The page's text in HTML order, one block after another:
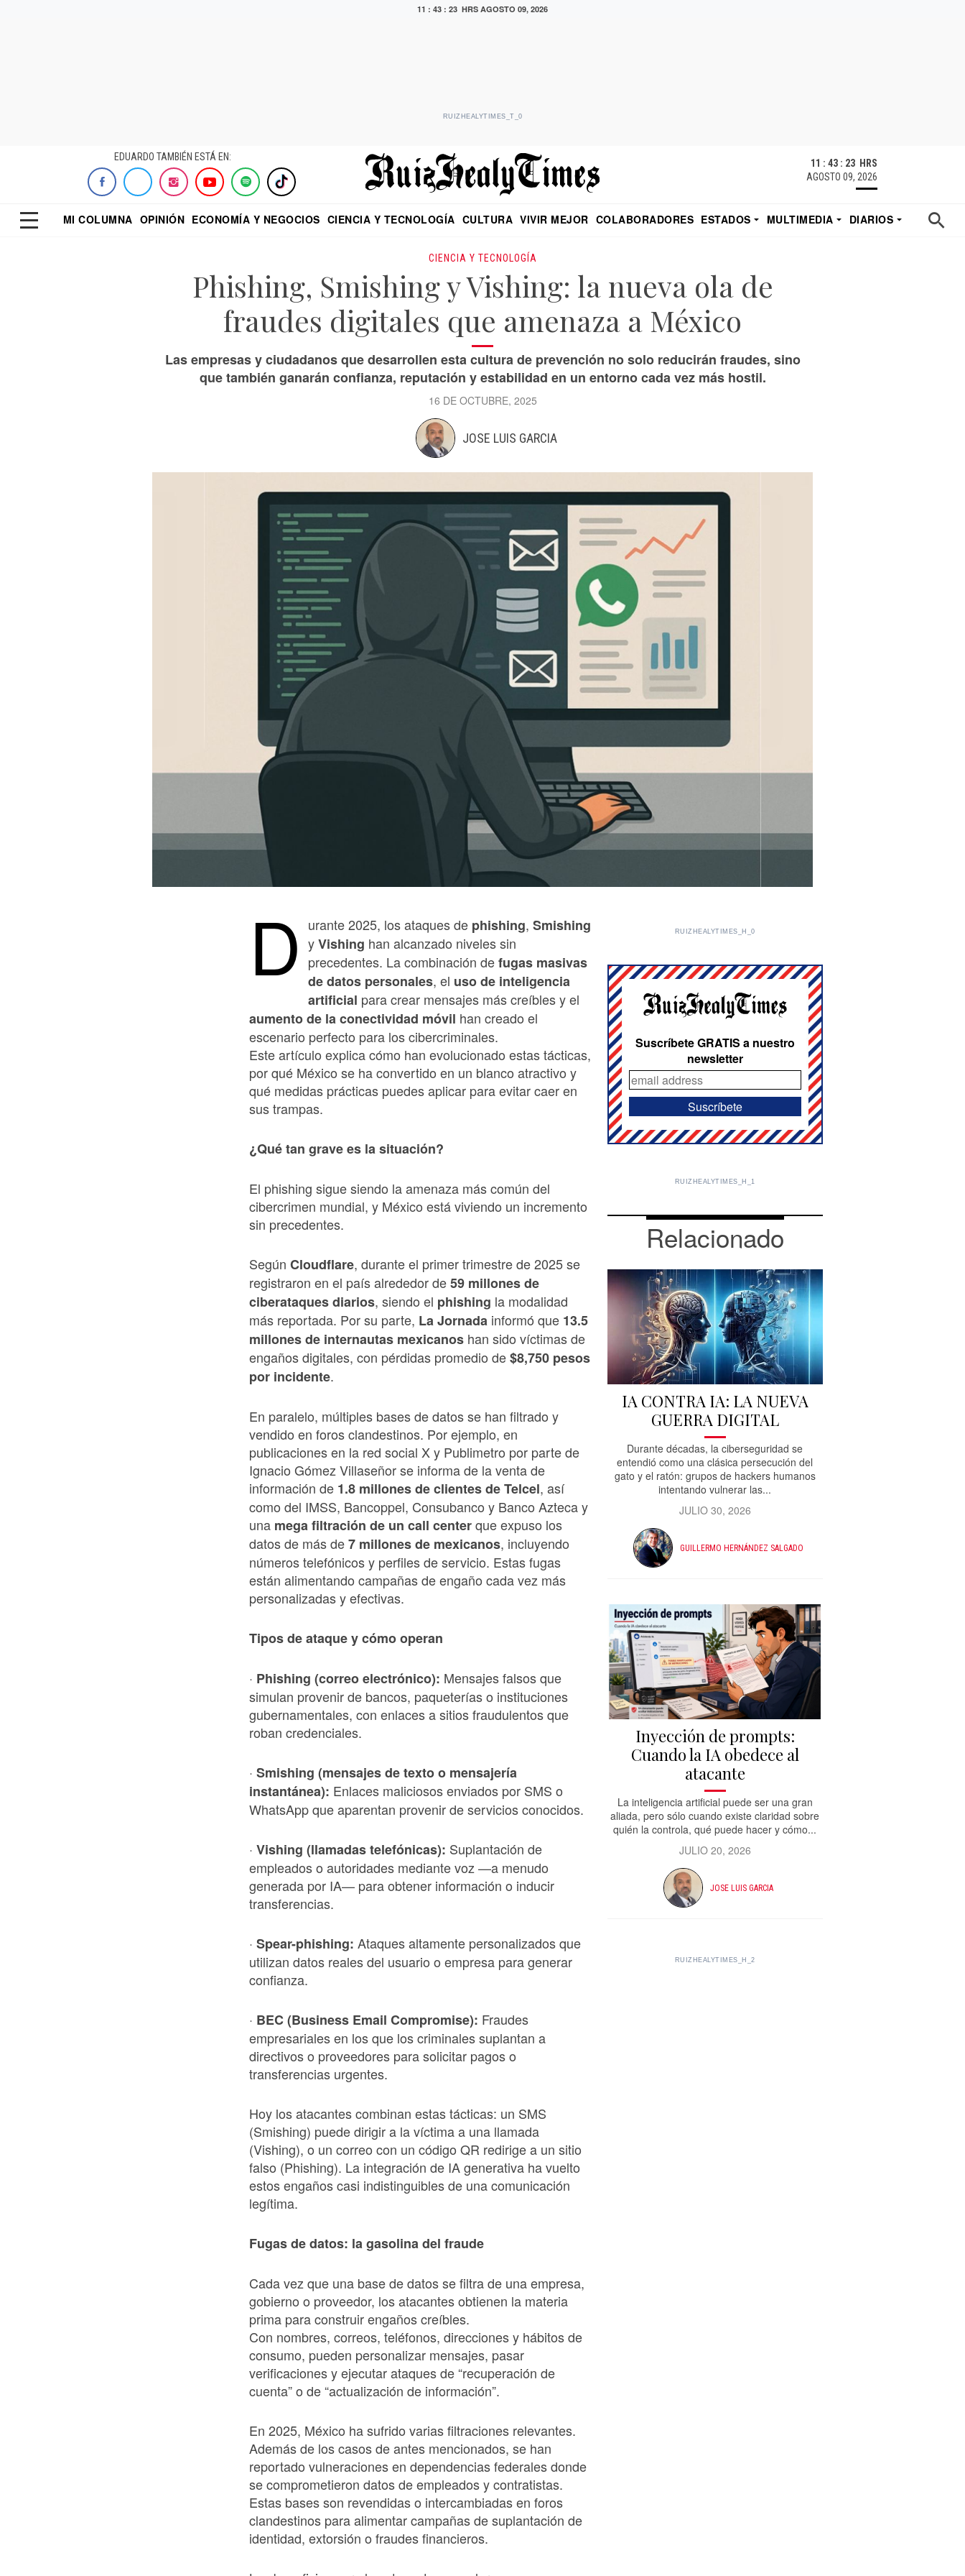
11 : 43 : 24 HRS AGOSTO 09, 2026
RUIZHEALYTIMES_T_0
EDUARDO TAMBIÉN ESTÁ EN:
11 : 43 : 24 HRS
AGOSTO 09, 2026
MI COLUMNA OPINIÓN ECONOMÍA Y NEGOCIOS CIENCIA Y TECNOLOGÍA CULTURA VIVIR MEJOR COLABORADORES ESTADOS MULTIMEDIA
DIARIOS
CIENCIA Y TECNOLOGÍA
Phishing, Smishing y Vishing: la nueva ola de
fraudes digitales que amenaza a México
Las empresas y ciudadanos que desarrollen esta cultura de prevención no solo reducirán fraudes, sino
que también ganarán confianza, reputación y estabilidad en un entorno cada vez más hostil.
16 DE OCTUBRE, 2025
JOSE LUIS GARCIA
D urante 2025, los ataques de phishing, Smishing
yVishing han alcanzado niveles sin
precedentes. La combinación defugas masivas
de datos personales, el uso de inteligencia
artificial para crear mensajes más creíbles y el
aumento de la conectividad móvil han creado el
escenario perfecto para los cibercriminales.
Este artículo explica cómo han evolucionado estas tácticas,
por qué México se ha convertido en un blanco atractivo y
qué medidas prácticas puedes aplicar para evitar caer en
sus trampas.
¿Quétan grave es la situación?
El phishing sigue siendo la amenaza más común del
cibercrimen mundial, y México está viviendo un incremento
sin precedentes.
Según Cloudflare, durante el primer trimestre de 2025 se
registraron en el país alrededor de59 millones de
ciberataques diarios, siendo el phishing la modalidad
más reportada. Por su parte, La Jornada informó que 13.5
millones de internautas mexicanos han sido víctimas de
engaños digitales, con pérdidas promedio de$8,750 pesos
por incidente.
En paralelo, múltiples bases de datos se han filtrado y
vendido en foros clandestinos. Por ejemplo, en
publicaciones en la red social X y Publimetro por parte de
Ignacio Gómez Villaseñor se informa de la venta de
información de 1.8 millones de clientes de Telcel, así
como del IMSS, Bancoppel, Consubanco y Banco Azteca y
una mega filtración de un call centerque expuso los
datos de más de7 millones de mexicanos, incluyendo
números telefónicos y perfiles de servicio. Estas fugas
están alimentando campañas de engaño cada vez más
personalizadas y efectivas.
Tipos de ataque y cómo operan
· Phishing (correo electrónico): Mensajes falsos que
simulan provenir de bancos, paqueterías o instituciones
gubernamentales, con enlaces a sitios fraudulentos que
roban credenciales.
· Smishing (mensajes de texto o mensajería
instantánea): Enlaces maliciosos enviados por SMS o
WhatsApp que aparentan provenir de servicios conocidos.
· Vishing (llamadas telefónicas): Suplantación de
empleados o autoridades mediante voz —a menudo
generada por IA— para obtener información o inducir
transferencias.
· Spear-phishing: Ataques altamente personalizados que
utilizan datos reales del usuario o empresa para generar
confianza.
· BEC (Business Email Compromise): Fraudes
empresariales en los que los criminales suplantan a
directivos o proveedores para solicitar pagos o
transferencias urgentes.
Hoy los atacantes combinan estas tácticas: un SMS
(Smishing) puede dirigir a la víctima a una llamada
(Vishing), o un correo con un código QR redirige a un sitio
falso (Phishing). La integración de IA generativa ha vuelto
estos engaños casi indistinguibles de una comunicación
legítima.
Fugas de datos: la gasolina del fraude
Cada vez que una base de datos se filtra de una empresa,
gobierno o proveedor, los atacantes obtienen la materia
prima para construir engaños creíbles.
Con nombres, correos, teléfonos, direcciones y hábitos de
consumo, pueden personalizar mensajes, pasar
verificaciones y ejecutar ataques de “recuperación de
cuenta” o de “actualización de información”.
En 2025, México ha sufrido varias filtraciones relevantes.
Además de los casos de antes mencionados, se han
reportado vulneraciones en dependencias federales donde
se comprometieron datos de empleados y contratistas.
Estas bases son revendidas o intercambiadas en foros
clandestinos para alimentar campañas de suplantación de
identidad, extorsión o fraudes financieros.
RUIZHEALYTIMES_H_0
Suscríbete GRATIS a nuestro
newsletter
RUIZHEALYTIMES_H_1
Relacionado
IA CONTRA IA: LA NUEVA
GUERRA DIGITAL
Durante décadas, la ciberseguridad se
entendió como una clásica persecución del
gato y el ratón: grupos de hackers humanos
intentando vulnerar las...
JULIO 30, 2026
GUILLERMO HERNÁNDEZ SALGADO
Inyección de prompts:
Cuando la IA obedece al
atacante
La inteligencia artificial puede ser una gran
aliada, pero sólo cuando existe claridad sobre
quién la controla, qué puede hacer y cómo...
JULIO 20, 2026
JOSE LUIS GARCIA
RUIZHEALYTIMES_H_2